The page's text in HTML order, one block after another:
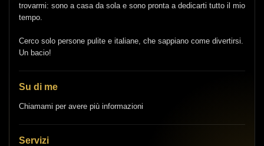
trovarmi: sono a casa da sola e sono pronta a dedicarti tutto il mio
tempo.
Cerco solo persone pulite e italiane, che sappiano come divertirsi.
Un bacio!
Su di me
Chiamami per avere più informazioni
Servizi